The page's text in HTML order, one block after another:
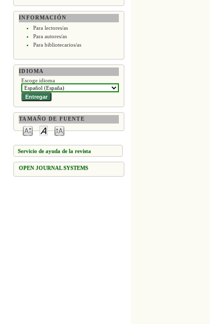
INFORMACIÓN
Para lectores/as
Para autores/as
Para bibliotecarios/as
IDIOMA
Escoge idioma
TAMAÑO DE FUENTE
Servicio de ayuda de la revista
OPEN JOURNAL SYSTEMS